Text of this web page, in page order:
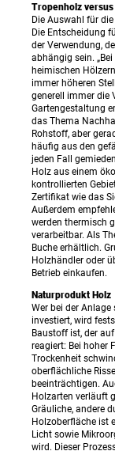
Tropenholz
Die Auswahl für
Die Entscheidung
der Verwendung,
abhängig sein.
heimischen
immer höheren
generell immer die
Gartengestaltung
das Thema
Rohstoff, aber
häufig aus den
jeden Fall
Holz aus einem
kontrollierten
Zertifikat wie das
Außerdem
werden thermisch
verarbeitbar. Als
Buche erhältlich.
Holzhändler oder
Betrieb einkaufen.
Naturprodukt Holz
Wer bei der
investiert, wird
Baustoff ist, der
reagiert: Bei hoher
Trockenheit
oberflächliche
beeinträchtigen.
Holzarten verläuft
Gräuliche, andere
Holzoberfläche ist
Licht sowie
wird. Dieser